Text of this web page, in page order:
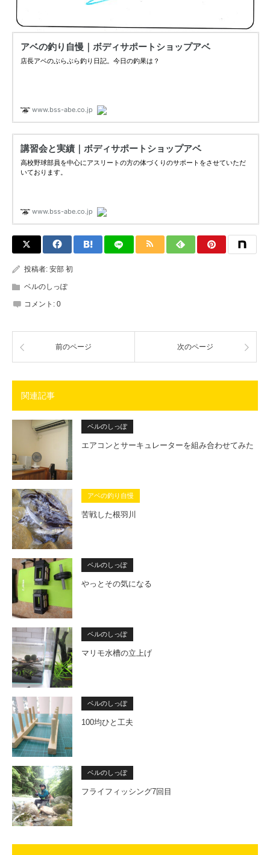
投稿者: 安部 初
ベルのしっぽ
コメント: 0
前のページ 次のページ
関連記事
ベルのしっぽ
エアコンとサーキュレーターを組み合わせてみた
アベの釣り自慢
苦戦した根羽川
ベルのしっぽ
やっとその気になる
ベルのしっぽ
マリモ水槽の立上げ
ベルのしっぽ
100均ひと工夫
ベルのしっぽ
フライフィッシング7回目